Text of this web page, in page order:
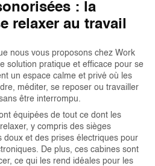
: la
relaxer au travail
nous vous proposons chez Work
solution pratique et efficace pour se
un espace calme et privé où les
méditer, se reposer ou travailler
être interrompu.
équipées de tout ce dont les
y compris des sièges
doux et des prises électriques pour
De plus, ces cabines sont
ce qui les rend idéales pour les